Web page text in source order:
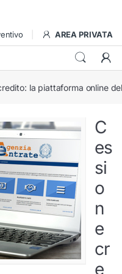
AREA PRIVATA
la piattaforma online
C
es
si
o
n
e
cr
e